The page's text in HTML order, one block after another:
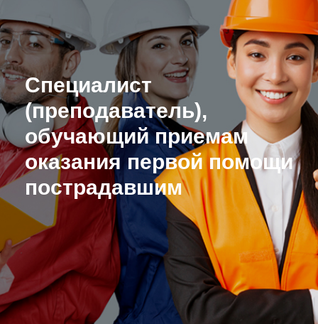
Специалист
(преподаватель),
обучающий приемам
оказания первой помощи
пострадавшим